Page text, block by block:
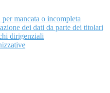
per mancata o incompleta
dei dati da parte dei titolari
dirigenziali